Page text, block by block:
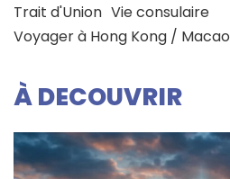
Trait d'Union Vie consulaire
Voyager à Hong Kong / Macao
À DECOUVRIR